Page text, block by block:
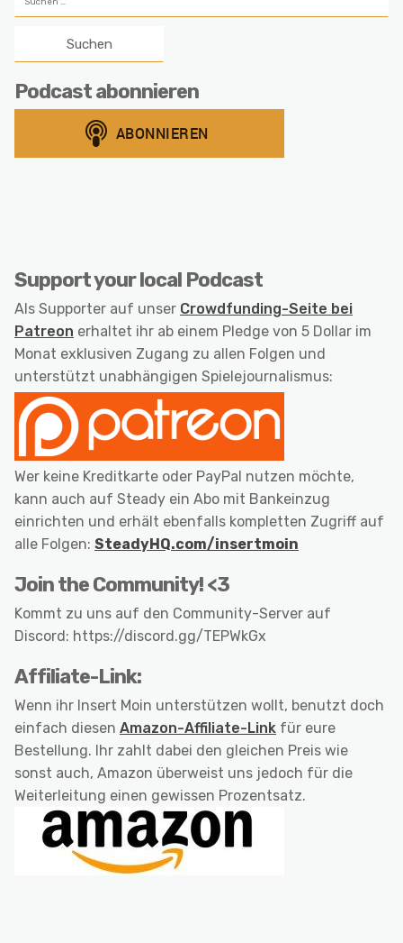
nach:
Podcast abonnieren
Support your local Podcast
Als Supporter auf unser Crowdfunding-Seite bei
Patreon erhaltet ihr ab einem Pledge von 5 Dollar im
Monat exklusiven Zugang zu allen Folgen und
unterstützt unabhängigen Spielejournalismus:
Wer keine Kreditkarte oder PayPal nutzen möchte,
kann auch auf Steady ein Abo mit Bankeinzug
einrichten und erhält ebenfalls kompletten Zugriff auf
alle Folgen: SteadyHQ.com/insertmoin
Join the Community! <3
Kommt zu uns auf den Community-Server auf
Discord: https://discord.gg/TEPWkGx
Affiliate-Link:
Wenn ihr Insert Moin unterstützen wollt, benutzt doch
einfach diesen Amazon-Affiliate-Link für eure
Bestellung. Ihr zahlt dabei den gleichen Preis wie
sonst auch, Amazon überweist uns jedoch für die
Weiterleitung einen gewissen Prozentsatz.